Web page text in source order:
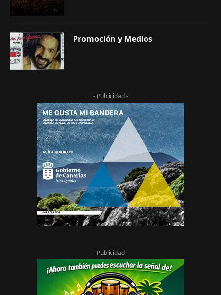
Promoción y Medios
- Publicidad -
- Publicidad -